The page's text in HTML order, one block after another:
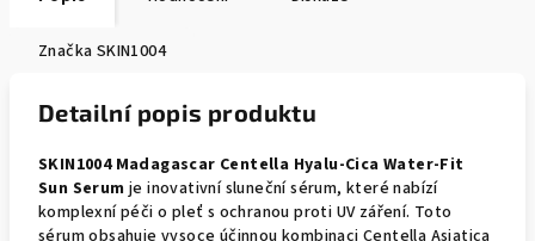
Značka SKIN1004
Detailní popis produktu
SKIN1004 Madagascar Centella Hyalu-Cica Water-Fit
Sun Serum je inovativní sluneční sérum, které nabízí
komplexní péči o pleť s ochranou proti UV záření. Toto
sérum obsahuje vysoce účinnou kombinaci Centella Asiatica